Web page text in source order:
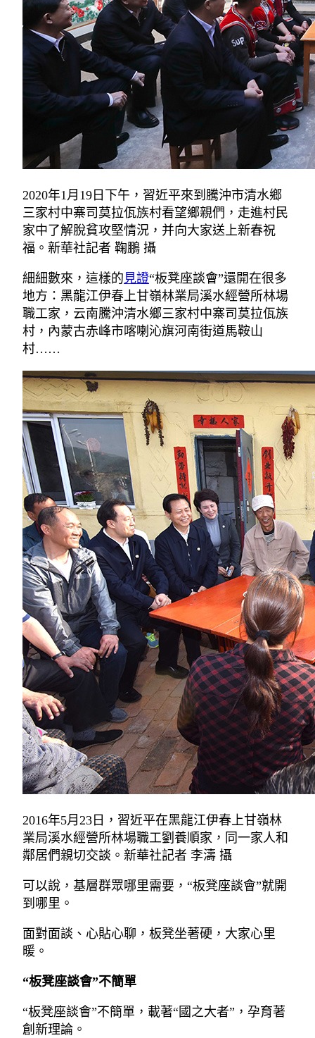
2020年1月19日下午，習近平來到騰沖市清水鄉
三家村中寨司莫拉佤族村看望鄉親們，走進村民
家中了解脫貧攻堅情況，并向大家送上新春祝
福。新華社記者 鞠鵬 攝
細細數來，這樣的見證“板凳座談會”還開在很多
地方：黑龍江伊春上甘嶺林業局溪水經營所林場
職工家，云南騰沖清水鄉三家村中寨司莫拉佤族
村，內蒙古赤峰市喀喇沁旗河南街道馬鞍山
村……
2016年5月23日，習近平在黑龍江伊春上甘嶺林
業局溪水經營所林場職工劉養順家，同一家人和
鄰居們親切交談。新華社記者 李濤 攝
可以說，基層群眾哪里需要，“板凳座談會”就開
到哪里。
面對面談、心貼心聊，板凳坐著硬，大家心里
暖。
“板凳座談會”不簡單
“板凳座談會”不簡單，載著“國之大者”，孕育著
創新理論。